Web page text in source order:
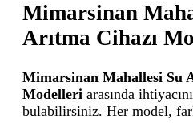
Mimarsinan
Arıtma Cihazı
Mimarsinan Mahallesi Su
Modelleri arasında
bulabilirsiniz. Her model,